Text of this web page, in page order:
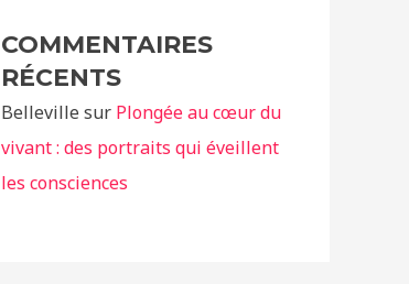
COMMENTAIRES
RÉCENTS
Belleville sur Plongée au cœur du
vivant : des portraits qui éveillent
les consciences